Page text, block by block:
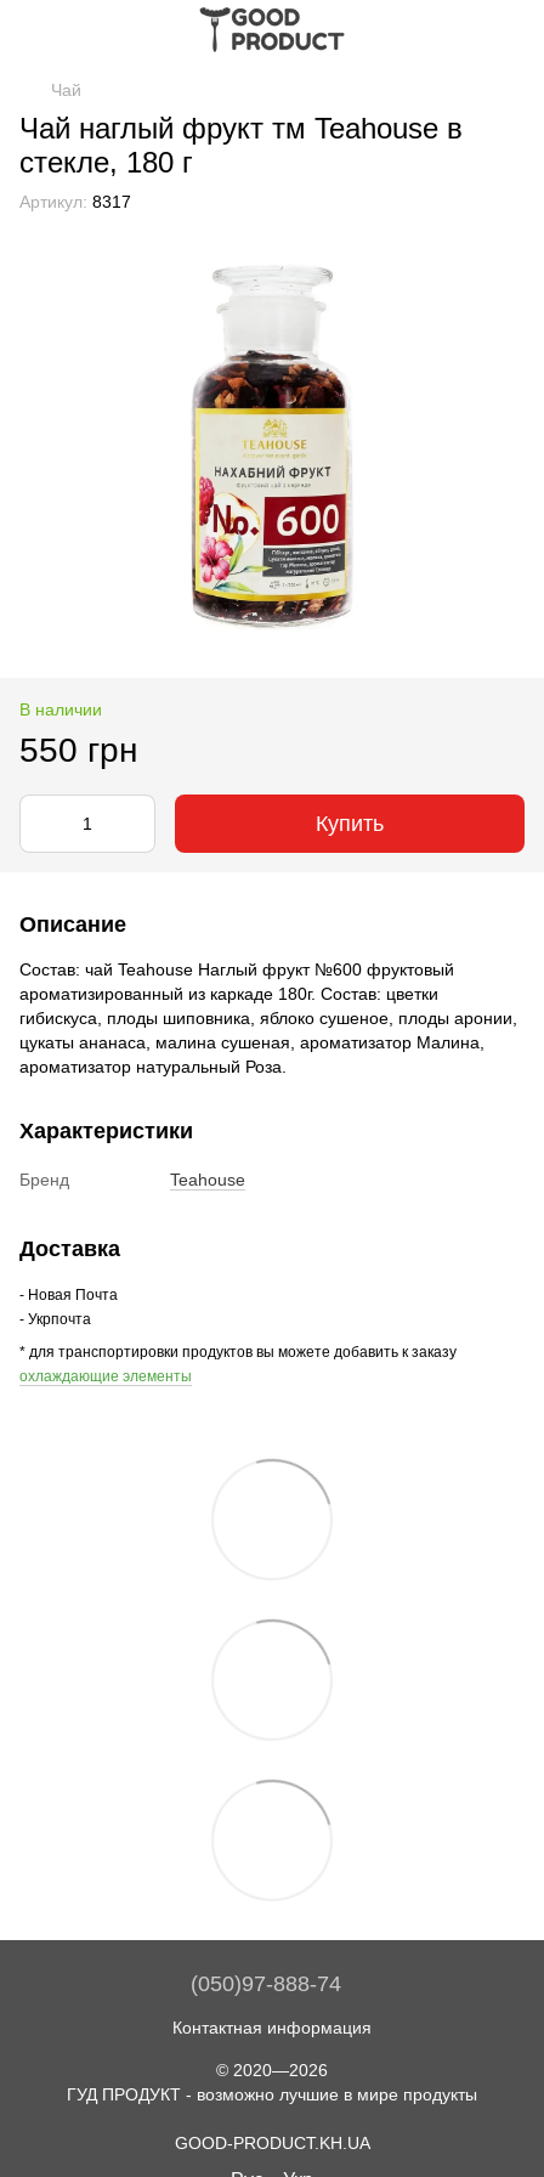
Чай
Чай наглый фрукт тм Teahouse в
стекле, 180 г
Артикул: 8317
В наличии
550 грн
Купить
Описание
Состав: чай Teahouse Наглый фрукт №600 фруктовый
ароматизированный из каркаде 180г. Состав: цветки
гибискуса, плоды шиповника, яблоко сушеное, плоды аронии,
цукаты ананаса, малина сушеная, ароматизатор Малина,
ароматизатор натуральный Роза.
Характеристики
Бренд Teahouse
Доставка
- Новая Почта
- Укрпочта
* для транспортировки продуктов вы можете добавить к заказу
охлаждающие элементы
(050)97-888-74
Контактная информация
© 2020—2026
ГУД ПРОДУКТ - возможно лучшие в мире продукты
GOOD-PRODUCT.KH.UA